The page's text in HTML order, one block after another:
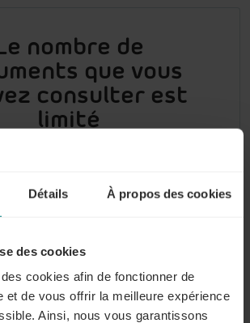
Détails À propos des cookies
des cookies
cookies afin de fonctionner de
et de vous offrir la meilleure expérience
Ainsi, nous vous garantissons
nombre de
que vous
consulter est
limité
en savoir plus sur les montants
applicables dans votre secteur
vous en tant qu'abonné (ou
juridiques sectorielle de
Lex4You.